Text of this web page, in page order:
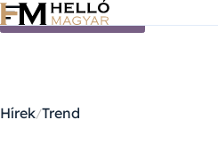
Ugrás a tartalomra
Hírek Trend